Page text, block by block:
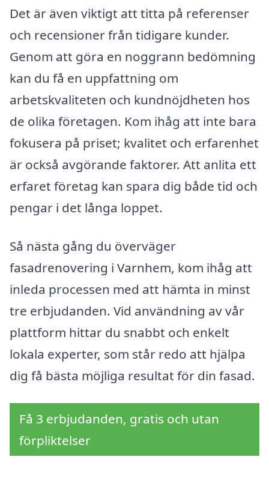
Det är även viktigt att titta på referenser
och recensioner från tidigare kunder.
Genom att göra en noggrann bedömning
kan du få en uppfattning om
arbetskvaliteten och kundnöjdheten hos
de olika företagen. Kom ihåg att inte bara
fokusera på priset; kvalitet och erfarenhet
är också avgörande faktorer. Att anlita ett
erfaret företag kan spara dig både tid och
pengar i det långa loppet.
Så nästa gång du överväger
fasadrenovering i Varnhem, kom ihåg att
inleda processen med att hämta in minst
tre erbjudanden. Vid användning av vår
plattform hittar du snabbt och enkelt
lokala experter, som står redo att hjälpa
dig få bästa möjliga resultat för din fasad.
Få 3 erbjudanden, gratis och utan
förpliktelser